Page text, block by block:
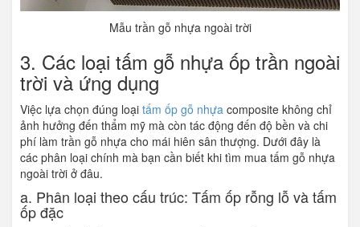
Mẫu trần gỗ nhựa ngoài trời
3. Các loại tấm gỗ nhựa ốp trần ngoài
trời và ứng dụng
Việc lựa chọn đúng loại tấm ốp gỗ nhựa composite không chỉ
ảnh hưởng đến thẩm mỹ mà còn tác động đến độ bền và chi
phí làm trần gỗ nhựa cho mái hiên sân thượng. Dưới đây là
các phân loại chính mà bạn cần biết khi tìm mua tấm gỗ nhựa
ngoài trời ở đâu.
a. Phân loại theo cấu trúc: Tấm ốp rỗng lỗ và tấm
ốp đặc